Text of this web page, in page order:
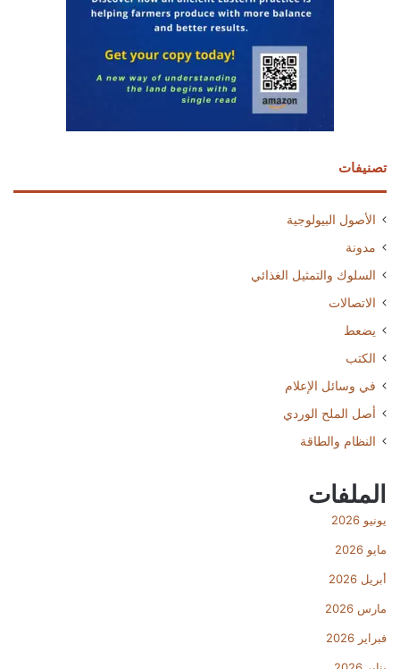
تصنيفات
الأصول البيولوجية
مدونة
السلوك والتمثيل الغذائي
الاتصالات
يضعط
الكتب
في وسائل الإعلام
أصل الملح الوردي
النظام والطاقة
الملفات
يونيو 2026
مايو 2026
أبريل 2026
مارس 2026
فبراير 2026